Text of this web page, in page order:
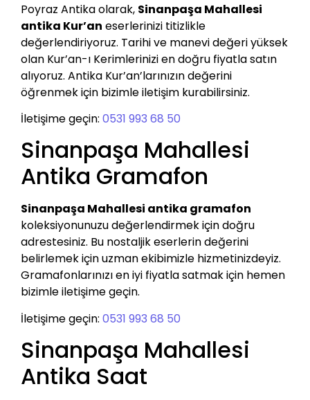
Poyraz Antika olarak, Sinanpaşa Mahallesi
antika Kur’an eserlerinizi titizlikle
değerlendiriyoruz. Tarihi ve manevi değeri yüksek
olan Kur’an-ı Kerimlerinizi en doğru fiyatla satın
alıyoruz. Antika Kur’an’larınızın değerini
öğrenmek için bizimle iletişim kurabilirsiniz.
İletişime geçin: 0531 993 68 50
Sinanpaşa Mahallesi
Antika Gramafon
Sinanpaşa Mahallesi antika gramafon
koleksiyonunuzu değerlendirmek için doğru
adrestesiniz. Bu nostaljik eserlerin değerini
belirlemek için uzman ekibimizle hizmetinizdeyiz.
Gramafonlarınızı en iyi fiyatla satmak için hemen
bizimle iletişime geçin.
İletişime geçin: 0531 993 68 50
Sinanpaşa Mahallesi
Antika Saat